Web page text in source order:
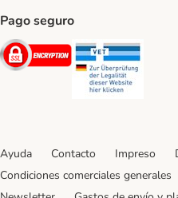
Pago seguro
Security
Ayuda Contacto Impreso
Condiciones comerciales generales